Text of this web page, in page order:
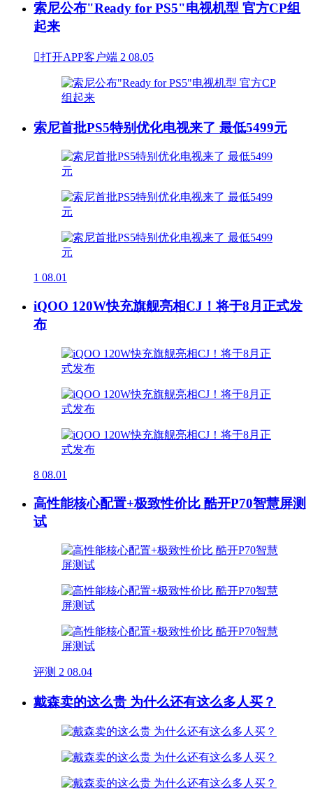
索尼公布"Ready for PS5"电视机型 官方CP组
起来
打开APP客户端 2 08.05
索尼首批PS5特别优化电视来了 最低5499元
1 08.01
iQOO 120W快充旗舰亮相CJ！将于8月正式发
布
8 08.01
高性能核心配置+极致性价比 酷开P70智慧屏测
试
评测 2 08.04
戴森卖的这么贵 为什么还有这么多人买？